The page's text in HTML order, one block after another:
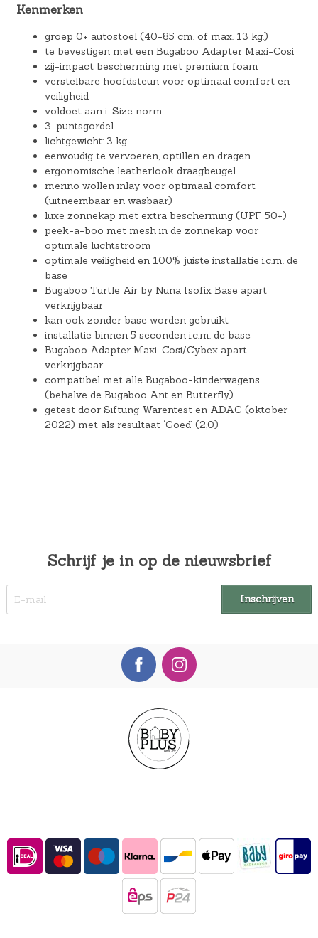
Kenmerken
groep 0+ autostoel (40-85 cm. of max. 13 kg.)
te bevestigen met een Bugaboo Adapter Maxi-Cosi
zij-impact bescherming met premium foam
verstelbare hoofdsteun voor optimaal comfort en
veiligheid
voldoet aan i-Size norm
3-puntsgordel
lichtgewicht: 3 kg.
eenvoudig te vervoeren, optillen en dragen
ergonomische leatherlook draagbeugel
merino wollen inlay voor optimaal comfort
(uitneembaar en wasbaar)
luxe zonnekap met extra bescherming (UPF 50+)
peek-a-boo met mesh in de zonnekap voor
optimale luchtstroom
optimale veiligheid en 100% juiste installatie i.c.m. de
base
Bugaboo Turtle Air by Nuna Isofix Base apart
verkrijgbaar
kan ook zonder base worden gebruikt
installatie binnen 5 seconden i.c.m. de base
Bugaboo Adapter Maxi-Cosi/Cybex apart
verkrijgbaar
compatibel met alle Bugaboo-kinderwagens
(behalve de Bugaboo Ant en Butterfly)
getest door Siftung Warentest en ADAC (oktober
2022) met als resultaat ‘Goed’ (2,0)
Schrijf je in op de nieuwsbrief